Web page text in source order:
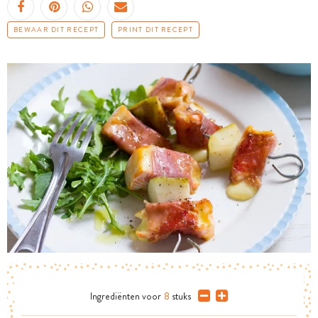
BEWAAR DIT RECEPT PRINT DIT RECEPT
Ingrediënten voor 8 stuks